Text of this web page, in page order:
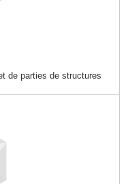
de parties de structures